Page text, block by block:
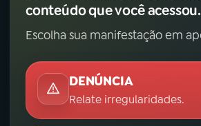
conteúdo que você acessou.
Escolha sua manifestação em
DENÚNCIA
Relate irregularidades.